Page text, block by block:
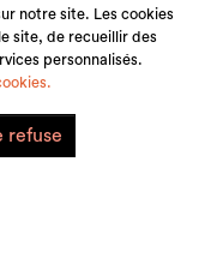
notre site. Les cookies
site, de recueillir des
personnalisés.
refuse